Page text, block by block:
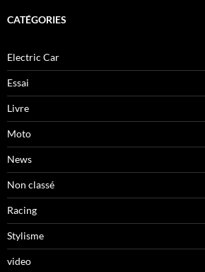
CATÉGORIES
Electric Car
Essai
Livre
Moto
News
Non classé
Racing
Stylisme
video